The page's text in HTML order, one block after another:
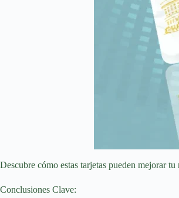
Descubre cómo estas tarjetas pueden mejorar
Conclusiones Clave: